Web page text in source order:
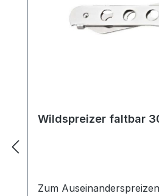
Wildspreizer faltbar
Zum